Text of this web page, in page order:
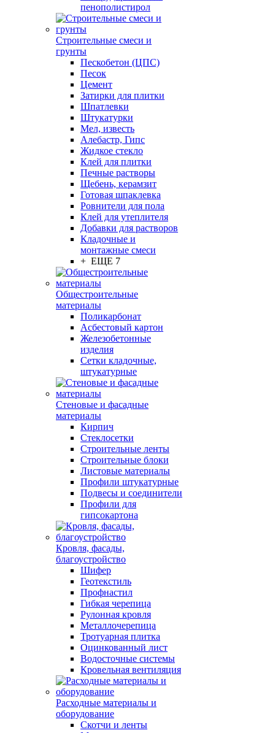
пенополистирол
Строительные смеси и
грунты
Пескобетон (ЦПС)
Песок
Цемент
Затирки для плитки
Шпатлевки
Штукатурки
Мел, известь
Алебастр, Гипс
Жидкое стекло
Клей для плитки
Печные растворы
Щебень, керамзит
Готовая шпаклевка
Ровнители для пола
Клей для утеплителя
Добавки для растворов
Кладочные и
монтажные смеси
+ ЕЩЕ 7
Общестроительные
материалы
Поликарбонат
Асбестовый картон
Железобетонные
изделия
Сетки кладочные,
штукатурные
Стеновые и фасадные
материалы
Кирпич
Стеклосетки
Строительные ленты
Строительные блоки
Листовые материалы
Профили штукатурные
Подвесы и соединители
Профили для
гипсокартона
Кровля, фасады,
благоустройство
Шифер
Геотекстиль
Профнастил
Гибкая черепица
Рулонная кровля
Металлочерепица
Тротуарная плитка
Оцинкованный лист
Водосточные системы
Кровельная вентиляция
Расходные материалы и
оборудование
Скотчи и ленты